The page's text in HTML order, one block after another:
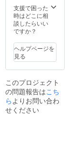
ま
す。
日程等
の関係
できな
い場合
は代替
えとし
鯛の干
物盛り
合わせ
をお送
ら、出
血大
サービ
スのプ
す。コ
ロナの
影響で
別の会
結婚式
の予定
がキャ
ンセル
となっ
ち込み
可）、
スタジ
オ（多
ルー
ム）、
宴会場
（和
切 ・滞
在中の
様子の
動画撮
影、
BBQ場
利用可
能（食
材は持
可）、
スタジ
オ（多
目的
ム）、
宴会場
（和
室）貸
切 ・滞
支援で困った
時はどこに相
談したらいい
ですか？
ヘルプページを
見る
このプロジェクト
の問題報告はこち
ら よりお問い合わ
せください